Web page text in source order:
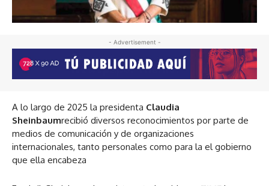
- Advertisement -
A lo largo de 2025 la presidenta Claudia
Sheinbaumrecibió diversos reconocimientos por parte de
medios de comunicación y de organizaciones
internacionales, tanto personales como para la el gobierno
que ella encabeza